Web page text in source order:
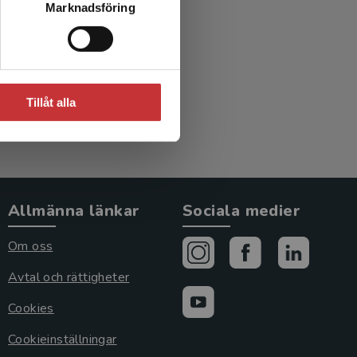
Marknadsföring
Tillåt alla
Allmänna länkar
Om oss
Avtal och rättigheter
Cookies
Cookieinställningar
Sociala medier